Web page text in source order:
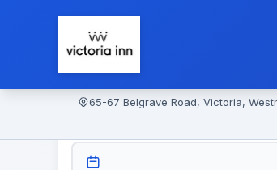
65-67 Belgrave Road, Victoria,